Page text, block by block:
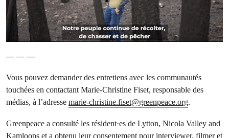
— — —
Vous pouvez demander des entretiens avec les communautés
touchées en contactant Marie-Christine Fiset, responsable des
médias, à l’adresse marie-christine.fiset@greenpeace.org.
Greenpeace a consulté les résident·es de Lytton, Nicola Valley and
Kamloops et a obtenu leur consentement pour interviewer, filmer et